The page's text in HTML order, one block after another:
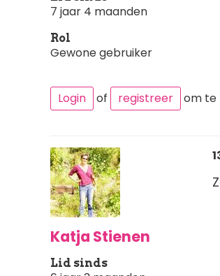
7 jaar 4 maanden
Rol
Gewone gebruiker
Login of registreer om te
Katja Stienen
Lid sinds